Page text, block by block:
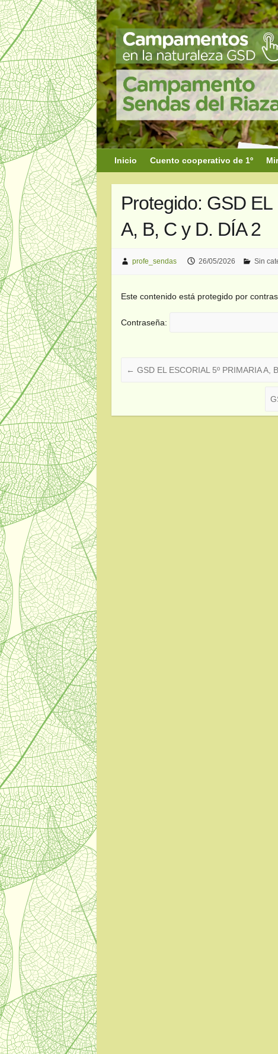
Saltar
al
contenido
Inicio Cuento cooperativo de 1º
Protegido: GSD
A, B, C y D. DÍA 2
profe_sendas 26/05/2026 Sin
Este contenido está protegido por
Contraseña:
← GSD EL ESCORIAL 5º PRIMARIA A,